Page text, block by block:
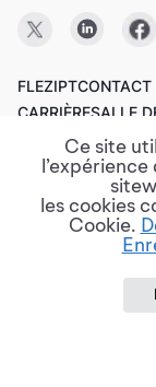
FLEZIPTCONTACT
CARRIÈRESALLE
Conditions d'utilisation
Divulgation de
Rapports de risque et
Ce site
les cookies
Cookie.